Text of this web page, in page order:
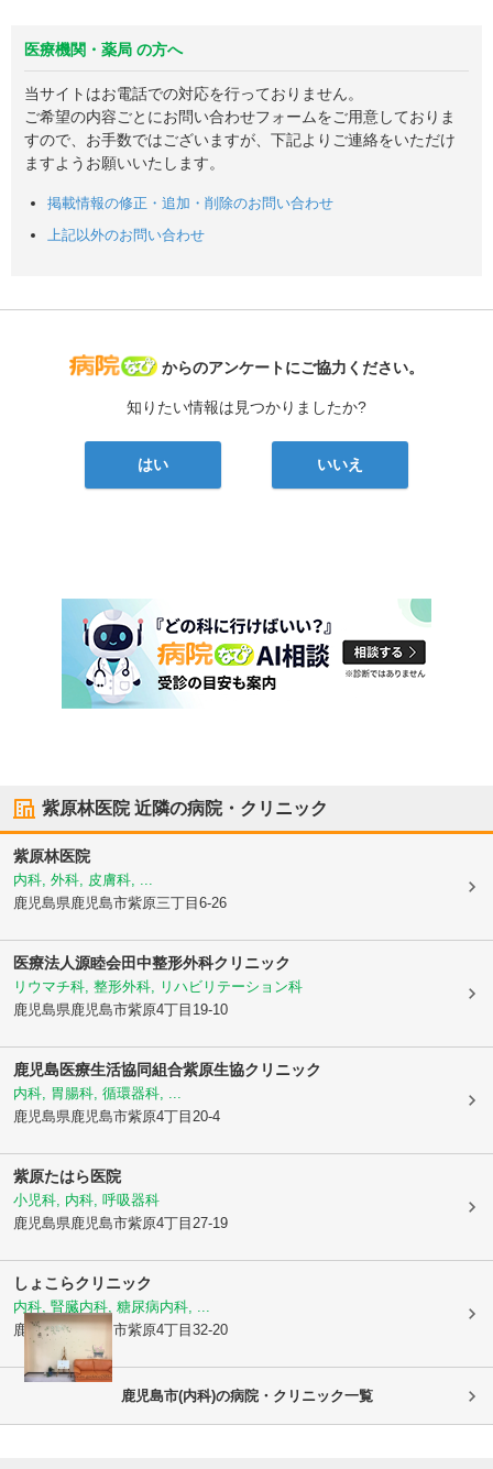
医療機関・薬局 の方へ
当サイトはお電話での対応を行っておりません。
ご希望の内容ごとにお問い合わせフォームをご用意しておりま
すので、お手数ではございますが、下記よりご連絡をいただけ
ますようお願いいたします。
掲載情報の修正・追加・削除のお問い合わせ
上記以外のお問い合わせ
病院なび
からのアンケートにご協力ください。
知りたい情報は見つかりましたか?
はい いいえ
紫原林医院近隣の病院・クリニック
紫原林医院
内科, 外科, 皮膚科, ...
鹿児島県鹿児島市紫原三丁目6-26
医療法人源睦会田中整形外科クリニック
リウマチ科, 整形外科, リハビリテーション科
鹿児島県鹿児島市紫原4丁目19-10
鹿児島医療生活協同組合紫原生協クリニック
内科, 胃腸科, 循環器科, ...
鹿児島県鹿児島市紫原4丁目20-4
紫原たはら医院
小児科, 内科, 呼吸器科
鹿児島県鹿児島市紫原4丁目27-19
しょこらクリニック
内科, 腎臓内科, 糖尿病内科, ...
鹿児島県鹿児島市紫原4丁目32-20
鹿児島市(内科)の病院・クリニック一覧